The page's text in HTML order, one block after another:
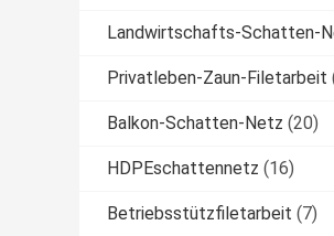
Landwirtschafts-Schatten-
Privatleben-Zaun-Filetarbeit
Balkon-Schatten-Netz (20)
HDPEschattennetz (16)
Betriebsstützfiletarbeit (7)